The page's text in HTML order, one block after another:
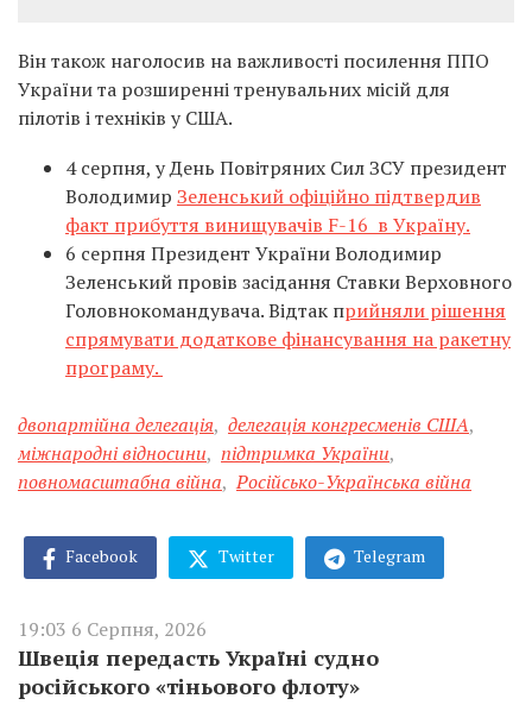
Він також наголосив на важливості посилення ППО
України та розширенні тренувальних місій для
пілотів і техніків у США.
4 серпня, у День Повітряних Сил ЗСУ президент
Володимир Зеленський офіційно підтвердив
факт прибуття винищувачів F-16 в Україну.
6 серпня Президент України Володимир
Зеленський провів засідання Ставки Верховного
Головнокомандувача. Відтак прийняли рішення
спрямувати додаткове фінансування на ракетну
програму.
двопартійна делегація, делегація конгресменів США,
міжнародні відносини, підтримка України,
повномасштабна війна, Російсько-Українська війна
Facebook Twitter Telegram
19:03 6 Серпня, 2026
Швеція передасть Україні судно
російського «тіньового флоту»